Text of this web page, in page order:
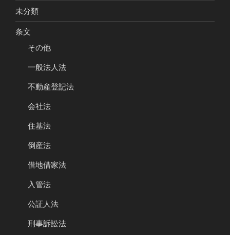
未分類
条文
その他
一般法人法
不動産登記法
会社法
住基法
倒産法
借地借家法
入管法
公証人法
刑事訴訟法